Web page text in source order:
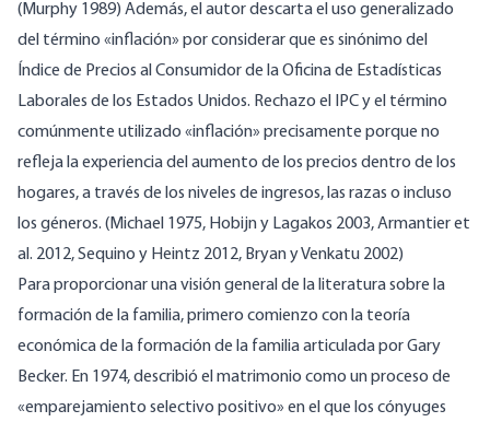
(Murphy 1989) Además, el autor descarta el uso generalizado
del término «inflación» por considerar que es sinónimo del
Índice de Precios al Consumidor de la Oficina de Estadísticas
Laborales de los Estados Unidos. Rechazo el IPC y el término
comúnmente utilizado «inflación» precisamente porque no
refleja la experiencia del aumento de los precios dentro de los
hogares, a través de los niveles de ingresos, las razas o incluso
los géneros. (Michael 1975, Hobijn y Lagakos 2003, Armantier et
al. 2012, Sequino y Heintz 2012, Bryan y Venkatu 2002)
Para proporcionar una visión general de la literatura sobre la
formación de la familia, primero comienzo con la teoría
económica de la formación de la familia articulada por Gary
Becker. En 1974, describió el matrimonio como un proceso de
«emparejamiento selectivo positivo» en el que los cónyuges